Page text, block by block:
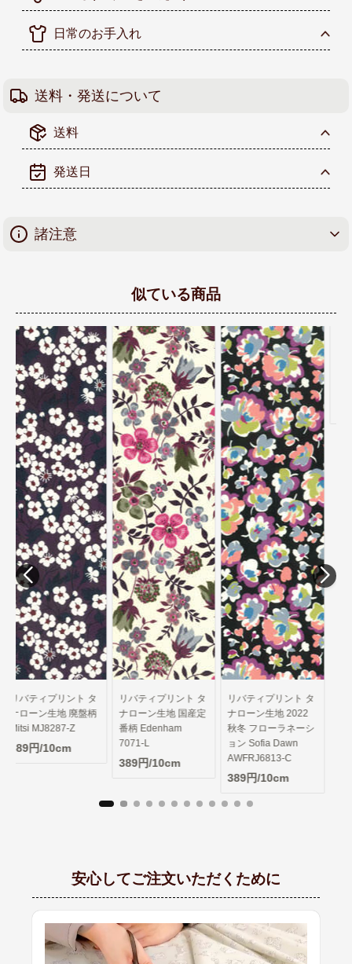
日常のお手入れ
送料・発送について
送料
発送日
諸注意
似ている商品
リバティプリント タ
ナローン生地 国産定
番柄 Edenham
7071-L
リバティプリント タ
ナローン生地 2022
秋冬 フローラネーシ
ョン Sofia Dawn
AWFRJ6813-C
リバティプリント タ
ナローン生地 国産定
番柄 Edna 4279-X
389円/10cm
安心してご注文いただくために